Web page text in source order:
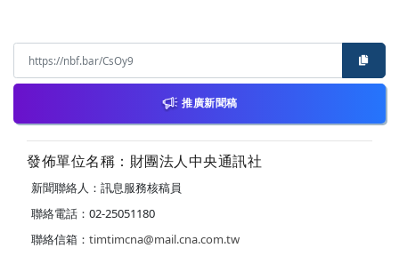
推廣新聞稿
發佈單位名稱：財團法人中央通訊社
新聞聯絡人：訊息服務核稿員
聯絡電話：02-25051180
聯絡信箱： timtimcna@mail.cna.com.tw